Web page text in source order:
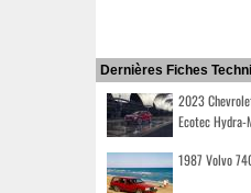
Dernières Fiches
2023
Ecotec
1987 Volvo